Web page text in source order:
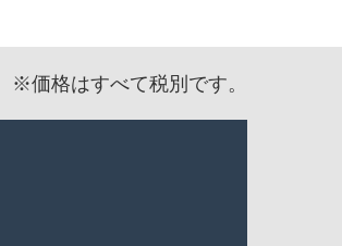
※価格はすべて税別です。